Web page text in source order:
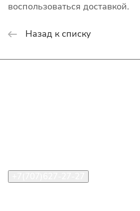
воспользоваться доставкой.
Назад к списку